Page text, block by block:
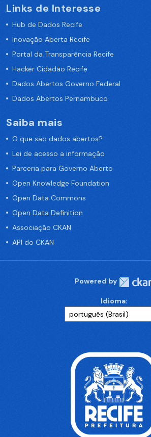
Links de Interesse
Hub de Dados Recife
Inovação Aberta Recife
Portal da Transparência Recife
Hacker Cidadão Recife
Dados Abertos Governo Federal
Dados Abertos Pernambuco
Saiba mais
O que são dados abertos?
Lei de acesso a informação
Parceria para Governo Aberto
Open Knowledge Foundation
Open Data Commons
Open Data Definition
Associação CKAN
API do CKAN
Powered by
Idioma